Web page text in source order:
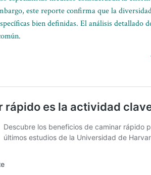
este reporte confirma que la
bien definidas. El análisis detallado